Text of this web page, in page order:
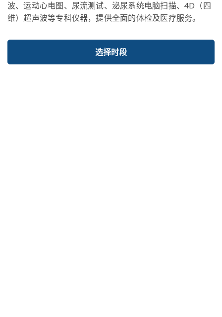
波、运动心电图、尿流测试、泌尿系统电脑扫描、4D（四
维）超声波等专科仪器，提供全面的体检及医疗服务。
选择时段